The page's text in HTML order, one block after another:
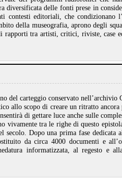
diversificata delle fonti prese in
contesti editoriali, che condizionano
della museografia, aprono degli
tra artisti, critici, riviste, case
del carteggio conservato nell’archivio
allo scopo di creare un ritratto
di gettare luce anche sulle
vivamente tra le righe di questo
Dopo una prima fase dedicata
da circa 4000 documenti e
informatizzata, al regesto e